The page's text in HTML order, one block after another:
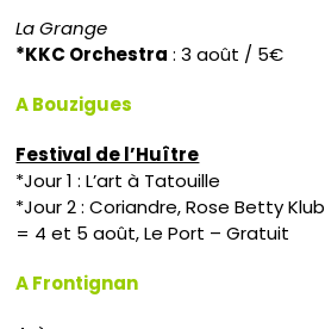
La Grange
*KKC Orchestra : 3 août / 5€
A Bouzigues
Festival de l’Huître
*Jour 1 : L’art à Tatouille
*Jour 2 : Coriandre, Rose Betty Klub
= 4 et 5 août, Le Port – Gratuit
A Frontignan